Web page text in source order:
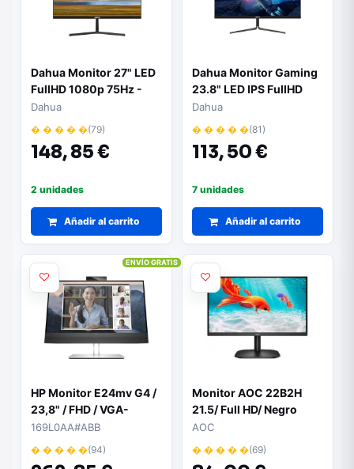
Dahua Monitor 27" LED
FullHD 1080p 75Hz -
Respuesta 5ms -
Angulo de Vision 178º -
Altavoces Incorporados
- 16:9 - HDMI, VGA
Dahua
� � � � �(79)
148,85 €
2 unidades
Añadir al carrito
Dahua Monitor Gaming
23.8" LED IPS FullHD
1080p 165Hz -
Respuesta 1ms - Angulo
de Vision 178º - 16:9 -
HDMI, DisplayPort -
Dahua
� � � � �(81)
113,50 €
7 unidades
Añadir al carrito
HP Monitor E24mv G4 /
23,8" / FHD / VGA-
HDMI-DisplayPort-
USB(A) / Regulable
Altura / Webcam
169L0AA#ABB
� � � � �(94)
ENVÍO GRATIS
Monitor AOC 22B2H
21.5/ Full HD/ Negro
AOC
� � � � �(69)